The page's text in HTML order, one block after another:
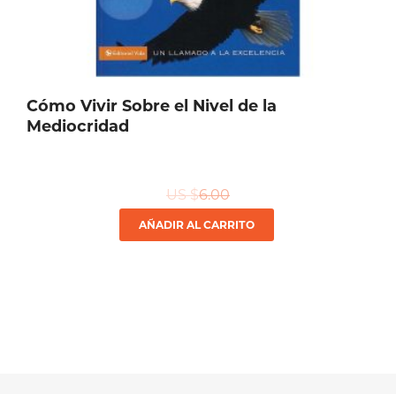
Cómo Vivir Sobre el Nivel de la
Mediocridad
US $6.00
AÑADIR AL CARRITO